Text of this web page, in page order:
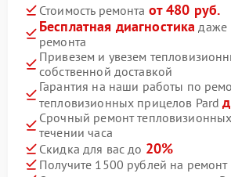
Стоимость ремонта от 480 руб.
Бесплатная диагностика даже
ремонта
Привезем и увезем
собственной доставкой
Гарантия на наши работы по
тепловизионных прицелов Pard
Срочный ремонт
течении часа
Скидка для вас до 20%
Получите 1500 рублей на ремонт